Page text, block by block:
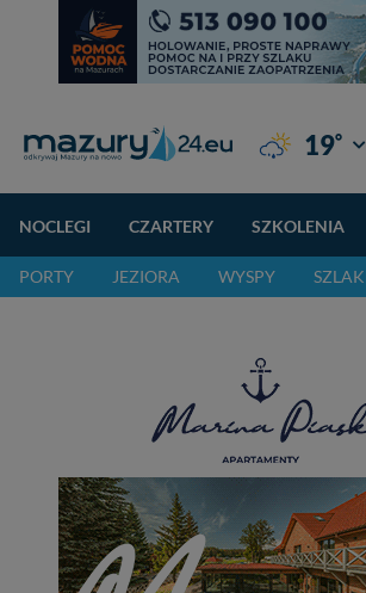
19°
NOCLEGI CZARTERY SZKOLENIA
PORTY JEZIORA WYSPY